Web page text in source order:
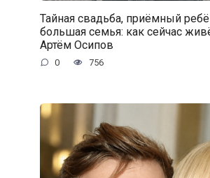
Тайная свадьба, приёмный
большая семья: как сейчас
Артём Осипов
0 756